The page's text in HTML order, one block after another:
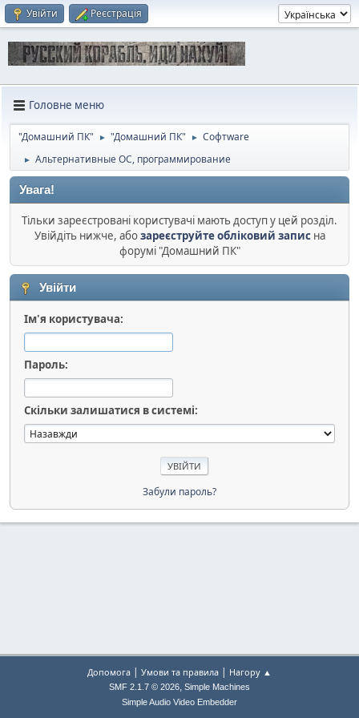
Увійти Реєстрація
Головне меню
"Домашний ПК" ► "Домашний ПК" ► Софтware
► Альтернативные ОС, программирование
Увага!
Тільки зареєстровані користувачі мають доступ у цей розділ.
Увійдіть нижче, абозареєструйте обліковий записна
форумі "Домашний ПК"
Увійти
Ім'я користувача:
Пароль:
Скільки залишатися в системі:
Забули пароль?
Допомога | Умови та правила | Нагору ▲
SMF 2.1.7 © 2026, Simple Machines
Simple Audio Video Embedder